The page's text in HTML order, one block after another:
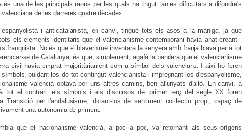
és una de les principals raons per les quals ha tingut tantes dificultats a difondre's
de les darreres quatre dècades.
espanyolista i anticatalanista, en canvi, tingué tots els asos a la màniga, ja que
els elements identitaris que el valencianisme contemporani havia anat creant -
franquista. No és que el blaverisme inventara la senyera amb franja blava per a tot
se de Catalunya; és que, simplement, agafà la bandera que el valencianisme
civil havia emprat majoritàriament com a símbol dels valencians. I així ho feren
buidant-los de tot contingut valencianista i impregnant-los d'espanyolisme,
valencià optava per uns altres camins, ben allunyats d'allò. En canvi, a
tot el contrari: els símbols i els discursos del primer terç del segle XX foren
Transició per l'andalusisme, dotant-los de sentiment col·lectiu propi, capaç de
una autonomia de primera.
queel nacionalisme valencià, a poc a poc, va retornant als seus orígens